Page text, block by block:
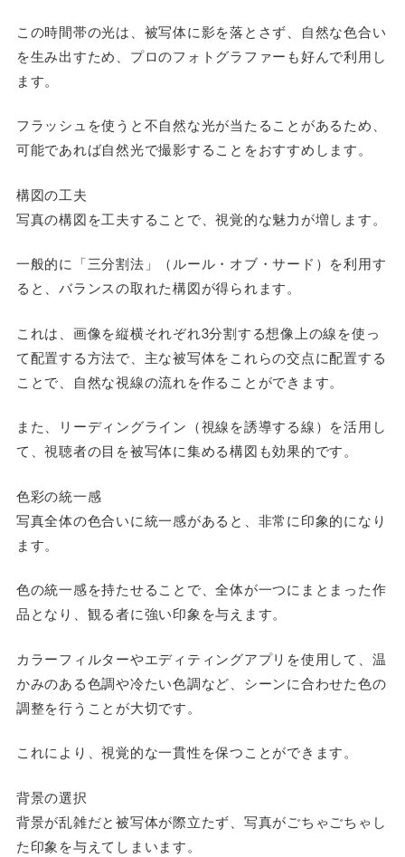
この時間帯の光は、被写体に影を落とさず、自然な色合い
を生み出すため、プロのフォトグラファーも好んで利用し
ます。
フラッシュを使うと不自然な光が当たることがあるため、
可能であれば自然光で撮影することをおすすめします。
構図の工夫
写真の構図を工夫することで、視覚的な魅力が増します。
一般的に「三分割法」（ルール・オブ・サード）を利用す
ると、バランスの取れた構図が得られます。
これは、画像を縦横それぞれ3分割する想像上の線を使っ
て配置する方法で、主な被写体をこれらの交点に配置する
ことで、自然な視線の流れを作ることができます。
また、リーディングライン（視線を誘導する線）を活用し
て、視聴者の目を被写体に集める構図も効果的です。
色彩の統一感
写真全体の色合いに統一感があると、非常に印象的になり
ます。
色の統一感を持たせることで、全体が一つにまとまった作
品となり、観る者に強い印象を与えます。
カラーフィルターやエディティングアプリを使用して、温
かみのある色調や冷たい色調など、シーンに合わせた色の
調整を行うことが大切です。
これにより、視覚的な一貫性を保つことができます。
背景の選択
背景が乱雑だと被写体が際立たず、写真がごちゃごちゃし
た印象を与えてしまいます。